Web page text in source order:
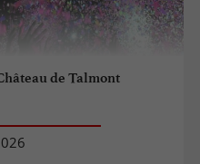
de Talmont